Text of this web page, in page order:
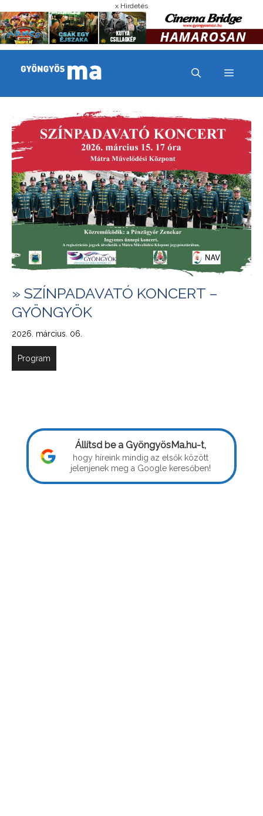
x Hirdetés
MENÜ
» SZÍNPADAVATÓ KONCERT –
GYÖNGYÖK
2026. március. 06.
Program
Állítsd be a GyöngyösMa.hu-t,
hogy híreink mindig az elsők között
jelenjenek meg a Google keresőben!